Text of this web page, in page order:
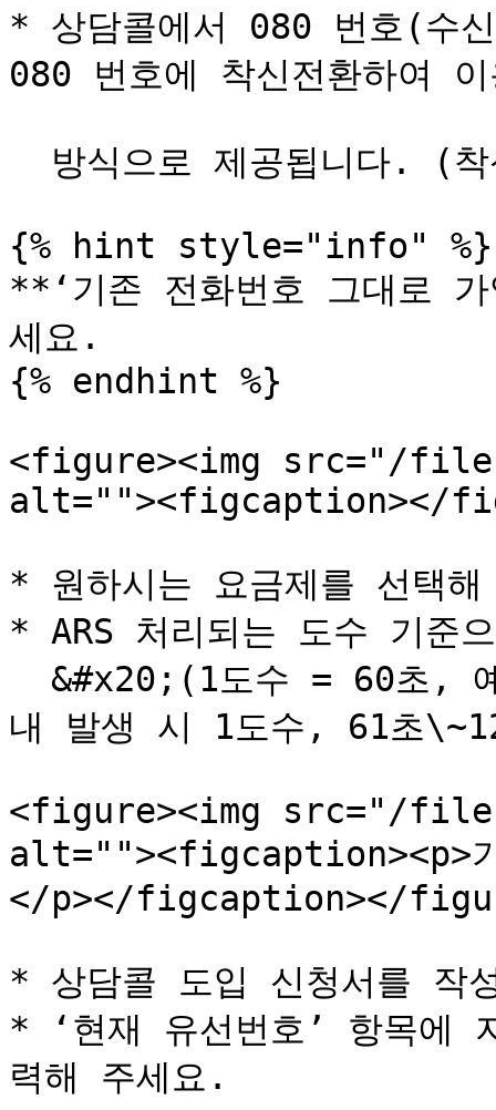
* 상담콜에서 080 번호(수
080 번호에 착신전환하여 이
{% hint style="info" %}
**‘기존 전화번호 그대로
세요.
{% endhint %}
<figure><img src="/files/
alt=""><figcaption></
* 원하시는 요금제를 선택
* ARS 처리되는 도수 기준
내 발생 시 1도수, 61초
<figure><img src="/
alt=""><figcaption><p>기
</p></figcaption></
* 상담콜 도입 신청서를 작
* ‘현재 유선번호’ 항목에
력해 주세요.